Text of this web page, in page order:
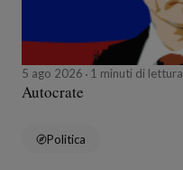
5 ago 2026 1 minuti di lettura
Autocrate
Politica